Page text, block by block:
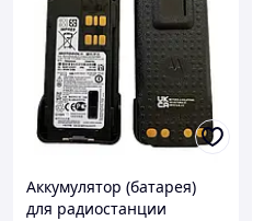
Аккумулятор (батарея)
для радиостанции